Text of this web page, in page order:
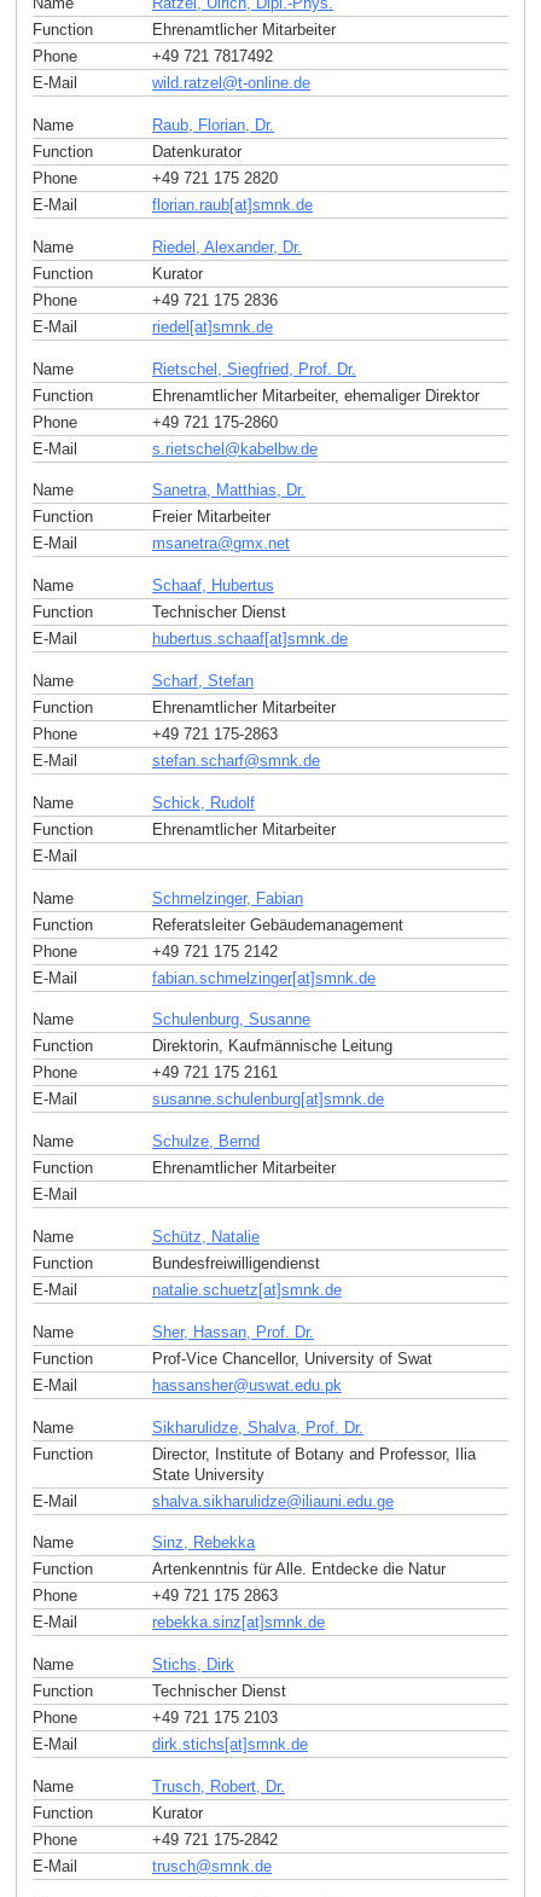
Function
Ehrenamtlicher Mitarbeiter
Phone
+49 721 7817492
E-Mail
wild.ratzel @t-online.de
Name
Raub, Florian, Dr.
Function
Datenkurator
Phone
+49 721 175 2820
E-Mail
florian.raub[at]smnk.de
Name
Riedel, Alexander, Dr.
Function
Kurator
Phone
+49 721 175 2836
E-Mail
riedel[at]smnk de
Name
Rietschel, Siegfried, Prof. Dr.
Function
Ehrenamtlicher Mitarbeiter, ehemaliger Direktor
Phone
+49 721 175-2860
E-Mail
s.rietschel@kabelbw.de
Name
Sanetra, Matthias, Dr.
Function
Freier Mitarbeiter
E-Mail
msanetra@gmx.net
Name
Schaaf, Hubertus
Function
Technischer Dienst
E-Mail
hubertus.schaaf[at]smnk.de
Name
Scharf, Stefan
Function
Ehrenamtlicher Mitarbeiter
Phone
+49 721 175-2863
E-Mail
stefan.scharf@smnk.de
Name
Schick, Rudolf
Function
Ehrenamtlicher Mitarbeiter
E-Mail
Name
Schmelzinger, Fabian
Function
Referatsleiter Gebäudemanagement
Phone
+49 721 175 2142
E-Mail
fabian.schmelzinger[at]smnk de
Name
Schulenburg, Susanne
Function
Direktorin, Kaufmännische Leitung
Phone
+49 721 175 2161
E-Mail
susanne.schulenburg[at]smnk.de
Name
Schulze, Bernd
Function
Ehrenamtlicher Mitarbeiter
E-Mail
Name
Schütz, Natalie
Function
Bundesfreiwilligendienst
E-Mail
natalie.schuetz[at]smnk.de
Name
Sher, Hassan, Prof. Dr.
Function
Prof-Vice Chancellor, University of Swat
E-Mail
hassansher@uswat.edu pk
Name
Sikharulidze, Shalva, Prof. Dr.
Function
Director, Institute of Botany and Professor, Ilia
State University
E-Mail
shalva.sikharulidze@iliauni.edu ge
Name
Sinz, Rebekka
Function
Artenkenntnis für Alle. Entdecke die Natur
Phone
+49 721 175 2863
E-Mail
rebekka.sinz[at]smnk.de
Name
Stichs, Dirk
Function
Technischer Dienst
Phone
+49 721 175 2103
E-Mail
dirk.stichs[at]smnk.de
Name
Trusch, Robert, Dr.
Function
Kurator
Phone
+49 721 175-2842
E-Mail
trusch@smnk.de